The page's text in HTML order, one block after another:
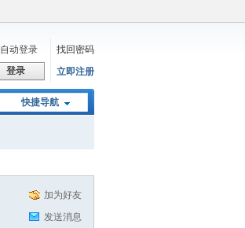
自动登录
找回密码
登录 立即注册
快捷导航
加为好友
发送消息